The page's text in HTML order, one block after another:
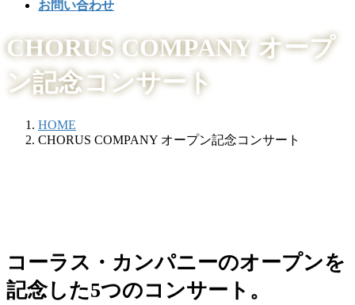
お問い合わせ
CHORUS COMPANY オープ
ン記念コンサート
HOME
CHORUS COMPANY オープン記念コンサート
コーラス・カンパニーのオープンを
記念した5つのコンサート。